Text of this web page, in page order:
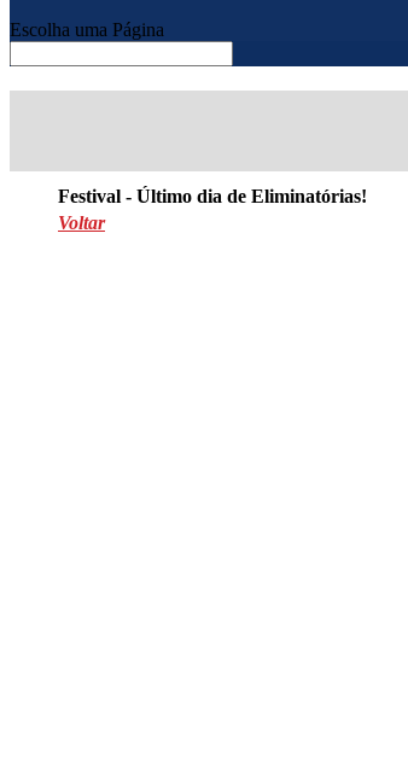
Escolha uma Página
Festival - Último dia de Eliminatórias!
Voltar